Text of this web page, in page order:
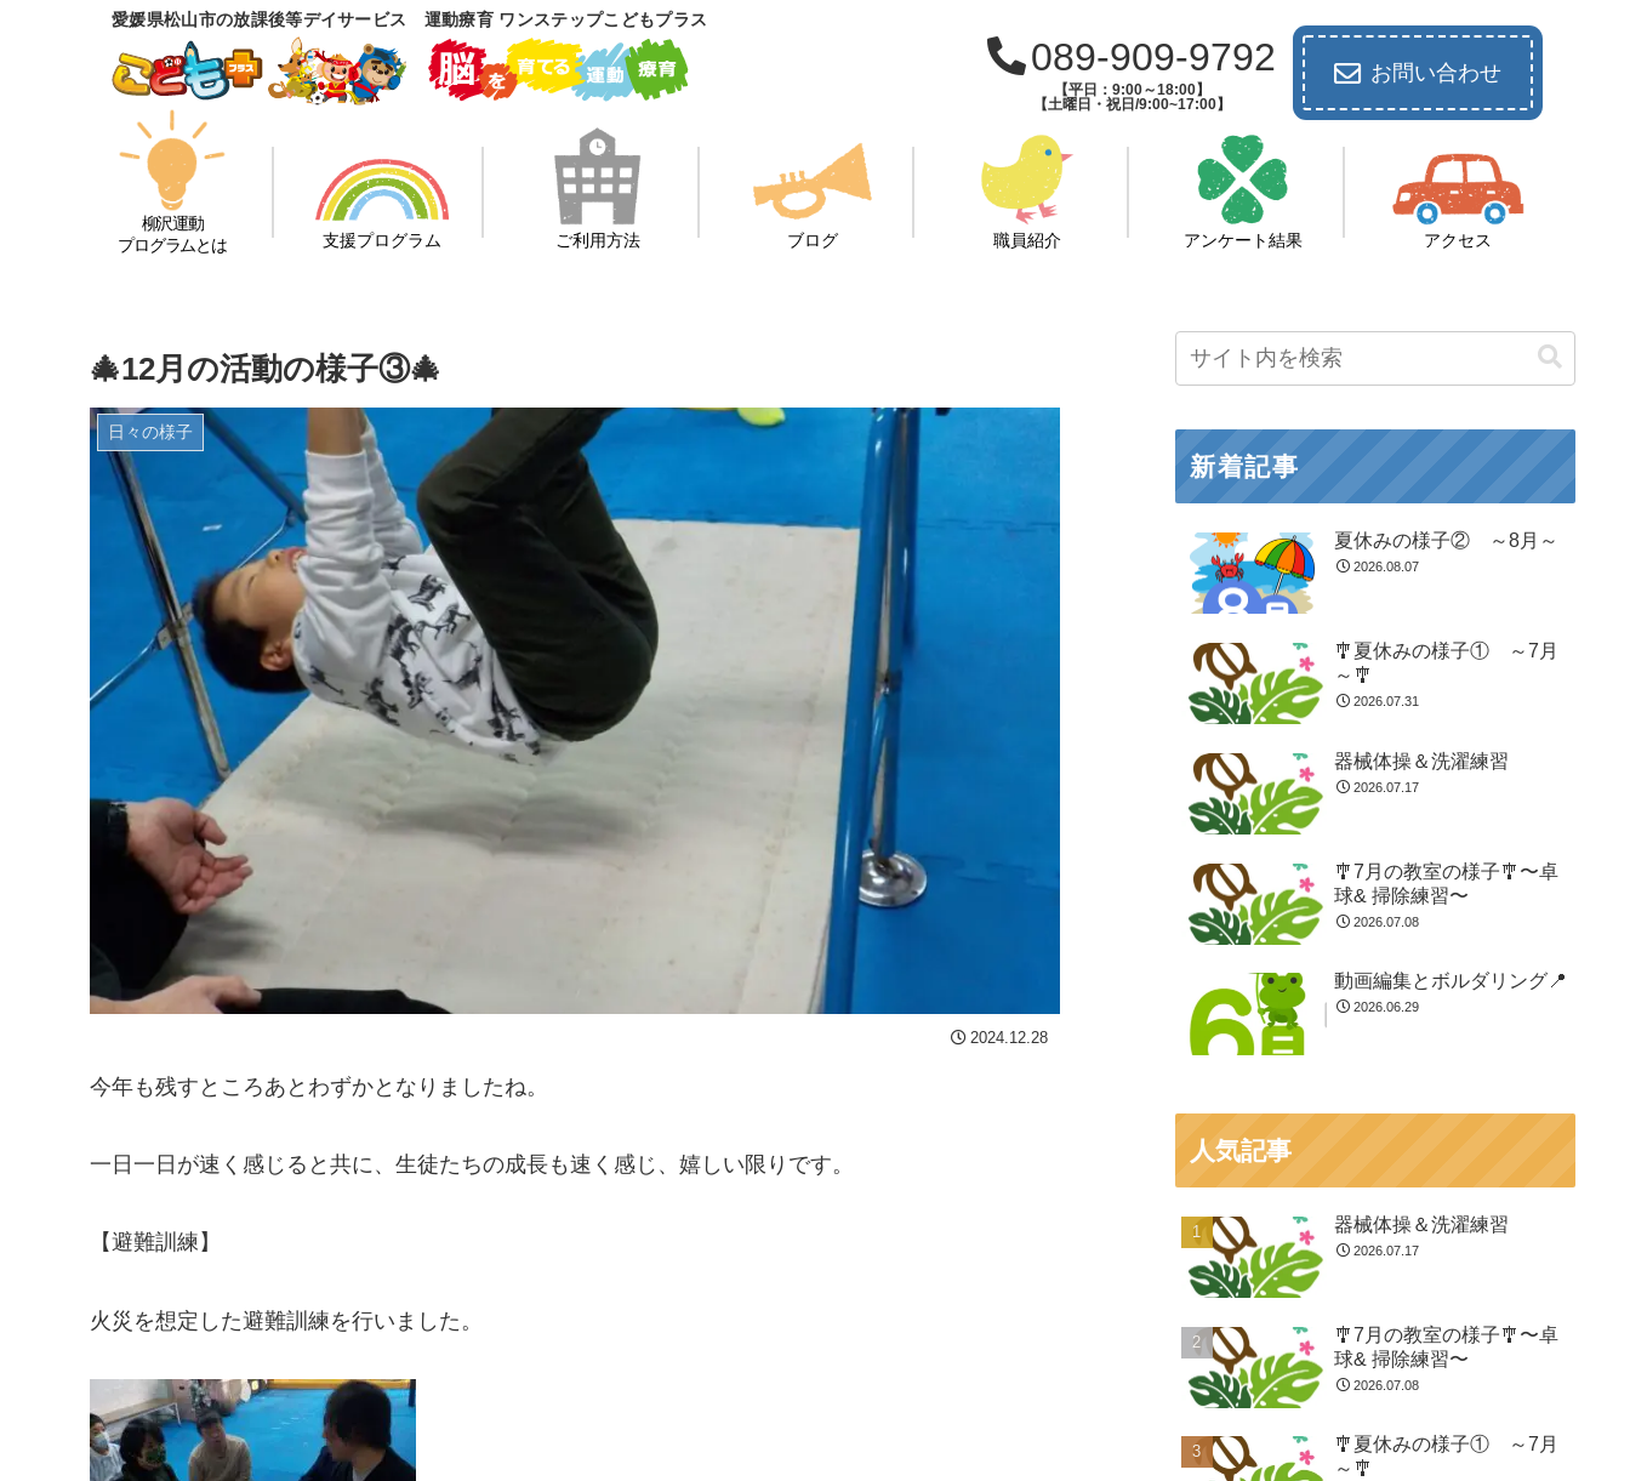
愛媛県松山市の放課後等デイサービス 運動療育 ワンステップこどもプラス
089-909-9792
【平日：9:00～18:00】
【土曜日・祝日/9:00~17:00】
お問い合わせ
柳沢運動
プログラムとは
支援プログラム ご利用方法 ブログ 職員紹介 アンケート結果 アクセス
🎄12月の活動の様子③🎄
日々の様子
2024.12.28
今年も残すところあとわずかとなりましたね。
一日一日が速く感じると共に、生徒たちの成長も速く感じ、嬉しい限りです。
【避難訓練】
火災を想定した避難訓練を行いました。
新着記事
夏休みの様子② ～8月～
2026.08.07
🎐夏休みの様子① ～7月
～🎐
2026.07.31
器械体操＆洗濯練習
2026.07.17
🎐7月の教室の様子🎐〜卓
球& 掃除練習〜
2026.07.08
動画編集とボルダリング📍
2026.06.29
人気記事
器械体操＆洗濯練習
2026.07.17
🎐7月の教室の様子🎐〜卓
球& 掃除練習〜
2026.07.08
🎐夏休みの様子① ～7月
～🎐